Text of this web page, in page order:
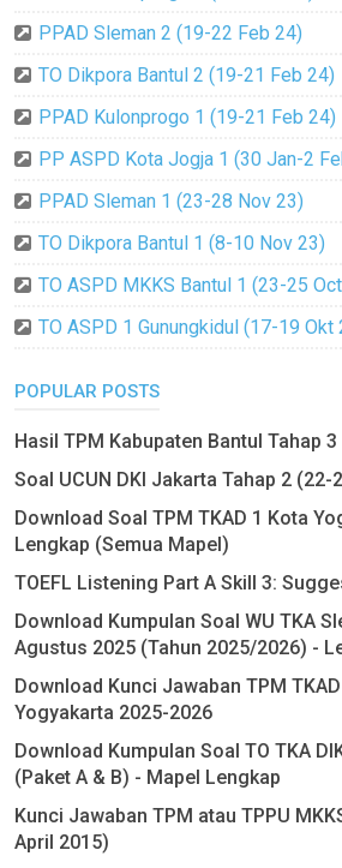
PPAD Sleman 2 (19-22 Feb 24)
TO Dikpora Bantul 2 (19-21 Feb 24)
PPAD Kulonprogo 1 (19-21 Feb 24)
PP ASPD Kota Jogja 1 (30 Jan-2
PPAD Sleman 1 (23-28 Nov 23)
TO Dikpora Bantul 1 (8-10 Nov 23)
TO ASPD MKKS Bantul 1 (23-25
TO ASPD 1 Gunungkidul (17-19 Okt
POPULAR POSTS
Hasil TPM Kabupaten Bantul Tahap
Soal UCUN DKI Jakarta Tahap 2 (22-
Download Soal TPM TKAD 1 Kota
Lengkap (Semua Mapel)
TOEFL Listening Part A Skill 3:
Download Kumpulan Soal WU TKA
Agustus 2025 (Tahun 2025/2026) -
Download Kunci Jawaban TPM
Yogyakarta 2025-2026
Download Kumpulan Soal TO TKA
(Paket A & B) - Mapel Lengkap
Kunci Jawaban TPM atau TPPU
April 2015)